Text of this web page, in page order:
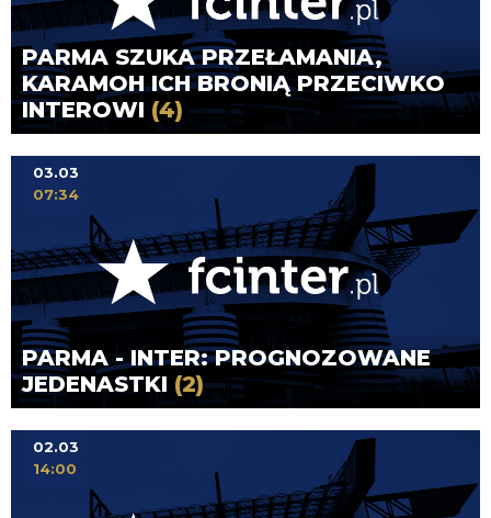
PARMA SZUKA PRZEŁAMANIA,
KARAMOH ICH BRONIĄ PRZECIWKO
INTEROWI (4)
PARMA - INTER: PROGNOZOWANE
JEDENASTKI (2)
03.03
07:34
02.03
14:00